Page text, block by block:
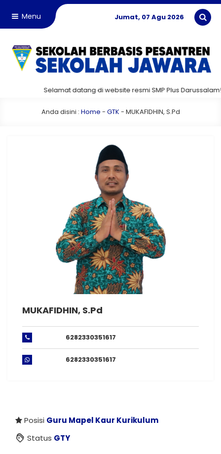
Menu Jumat, 07 Agu 2026
Selamat datang di website resmi SMP Plus Darussalam!
Anda disini : Home - GTK - MUKAFIDHIN, S.Pd
MUKAFIDHIN, S.Pd
6282330351617
6282330351617
Posisi Guru Mapel Kaur Kurikulum
Status GTY